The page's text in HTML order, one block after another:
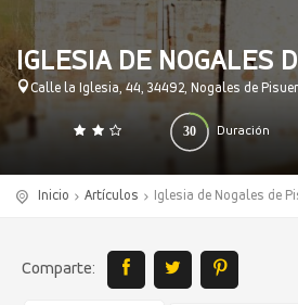
IGLESIA DE NOGALES
Calle la Iglesia, 44, 34492, Nogales de
Duración
30
0 140
Inicio Artículos Iglesia de Nogales de
Comparte: